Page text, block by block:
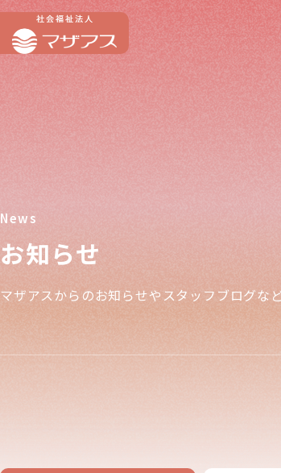
お知らせ
マザアスからのお知らせやスタッフブログな